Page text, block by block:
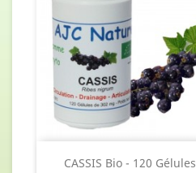
CASSIS Bio - 120 Gélules